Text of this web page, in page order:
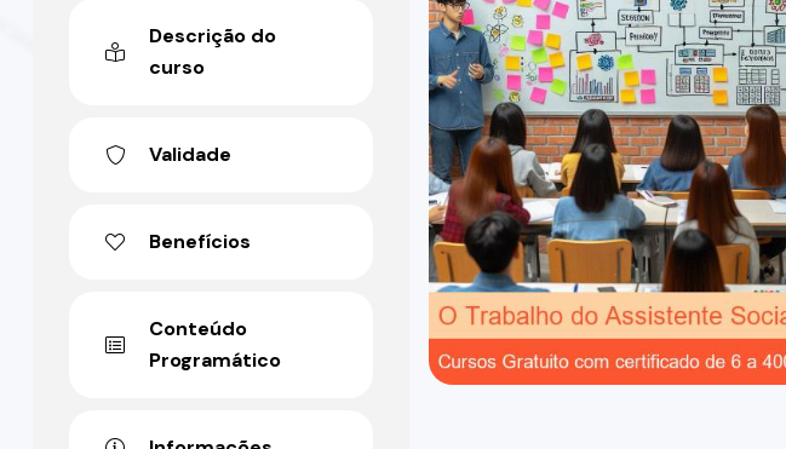
Descrição do
curso
Validade
Benefícios
Conteúdo
Programático